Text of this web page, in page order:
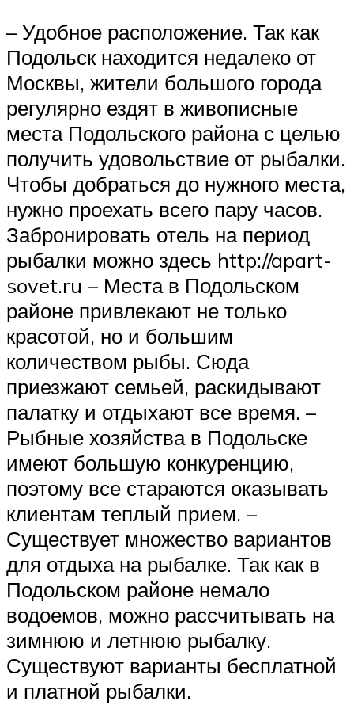
– Удобное расположение. Так как
Подольск находится недалеко от
Москвы, жители большого города
регулярно ездят в живописные
места Подольского района с целью
получить удовольствие от рыбалки.
Чтобы добраться до нужного места,
нужно проехать всего пару часов.
Забронировать отель на период
рыбалки можно здесь http://apart-
sovet.ru – Места в Подольском
районе привлекают не только
красотой, но и большим
количеством рыбы. Сюда
приезжают семьей, раскидывают
палатку и отдыхают все время. –
Рыбные хозяйства в Подольске
имеют большую конкуренцию,
поэтому все стараются оказывать
клиентам теплый прием. –
Существует множество вариантов
для отдыха на рыбалке. Так как в
Подольском районе немало
водоемов, можно рассчитывать на
зимнюю и летнюю рыбалку.
Существуют варианты бесплатной
и платной рыбалки.